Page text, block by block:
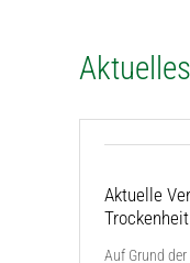
Aktuelles
Aktuelle
Trockenheit
Auf Grund